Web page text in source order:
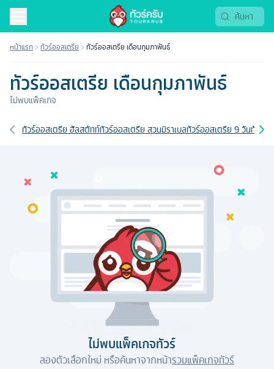
หน้าแรก ทัวร์ออสเตรีย ทัวร์ออสเตรีย เดือนกุมภาพันธ์
ทัวร์ออสเตรีย เดือนกุมภาพันธ์
ไม่พบแพ็คเกจ
เส้นทางที่เกี่ยวข้อง
ทัวร์ออสเตรีย ฮัลสตัทท์ทัวร์ออสเตรีย สวนมิราเบลทัวร์ออสเตรีย 9 วันทัวร์อ
ไม่พบแพ็คเกจทัวร์
ลองตัวเลือกใหม่ หรือค้นหาจากหน้ารวมแพ็คเกจทัวร์